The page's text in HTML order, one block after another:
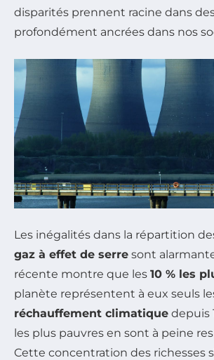
disparités prennent racine dans
profondément ancrées dans nos
Les inégalités dans la répartition
gaz à effet de serre sont
récente montre que les 10 % les
planète représentent à eux seuls
réchauffement climatique depuis
les plus pauvres en sont à peine
Cette concentration des richesses